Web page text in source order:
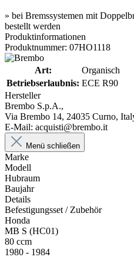
» bei Bremssystemen mit
bestellt werden
Produktinformationen
Produktnummer: 07HO1118
Art:
Organisch
Betriebserlaubnis: ECE R90
Hersteller
Brembo S.p.A.,
Via Brembo 14, 24035 Curno,
E-Mail: acquisti@brembo.it
Menü schließen
Marke
Modell
Hubraum
Baujahr
Details
Befestigungsset / Zubehör
Honda
MB S (HC01)
80 ccm
1980 - 1984